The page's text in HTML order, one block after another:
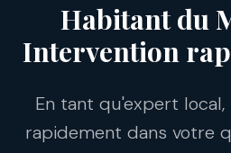
Habitant du
Intervention
En tant qu'expert local,
rapidement dans votre